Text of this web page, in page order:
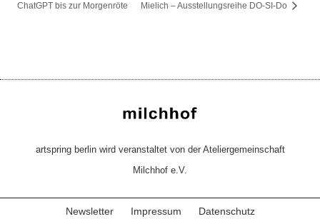
ChatGPT bis zur Morgenröte Mielich – Ausstellungsreihe DO-SI-Do
artspring berlin wird veranstaltet von der Ateliergemeinschaft
Milchhof e.V.
Newsletter Impressum Datenschutz